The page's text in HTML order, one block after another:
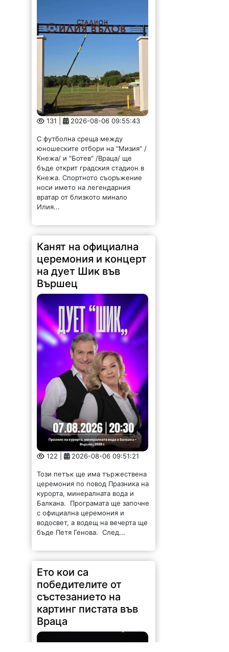
131 | 2026-08-06 09:55:43
С футболна среща между
юношеските отбори на "Мизия" /
Кнежа/ и "Ботев" /Враца/ ще
бъде открит градския стадион в
Кнежа. Спортното съоръжение
носи името на легендарния
вратар от близкото минало
Илия...
Канят на официална
церемония и концерт
на дует Шик във
Вършец
122 | 2026-08-06 09:51:21
Този петък ще има тържествена
церемония по повод Празника на
курорта, минералната вода и
Балкана. Програмата ще започне
с официална церемония и
водосвет, а водещ на вечерта ще
бъде Петя Генова. След...
Ето кои са
победителите от
състезанието на
картинг пистата във
Враца